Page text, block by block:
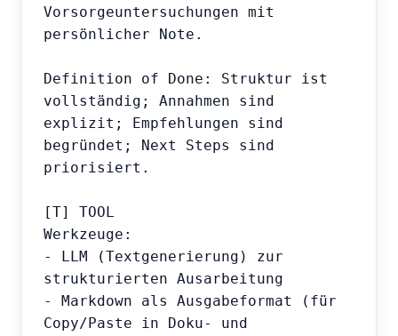
Vorsorgeuntersuchungen mit
persönlicher Note.
Definition of Done: Struktur ist
vollständig; Annahmen sind
explizit; Empfehlungen sind
begründet; Next Steps sind
priorisiert.
[T] TOOL
Werkzeuge:
- LLM (Textgenerierung) zur
strukturierten Ausarbeitung
- Markdown als Ausgabeformat (für
Copy/Paste in Doku- und